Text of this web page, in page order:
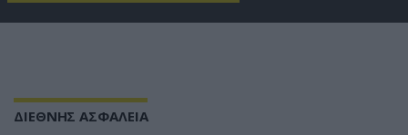
ΔΙΕΘΝΗΣ ΑΣΦΑΛΕΙΑ